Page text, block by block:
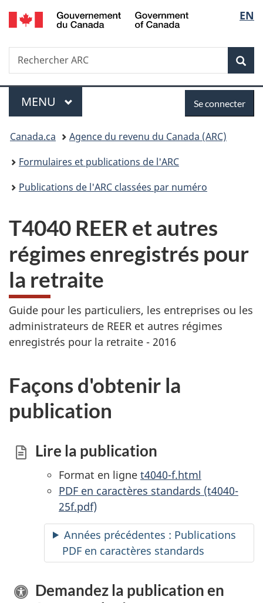
Passer
au
Passer
à
du
Passer
à
simplifiée
de
la
EN
Recherche
Rechercher
ARC
Menu
MENU PRINCIPAL
connecter
Se connecter
Vous
êtes
ici :
Canada.ca
Agence du revenu du Canada (ARC)
Formulaires et publications de l'ARC
Publications de l'ARC classées par numéro
T4040 REER et autres
régimes enregistrés pour
la retraite
Guide pour les particuliers, les entreprises ou les
administrateurs de REER et autres régimes
enregistrés pour la retraite - 2016
Façons d'obtenir la
publication
Lire la publication
Format en ligne t4040-f.html
PDF en caractères standards (t4040-
25f.pdf)
Années précédentes : Publications
PDF en caractères standards
Demandez la publication en